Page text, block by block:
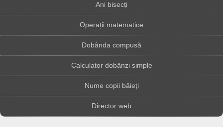
Ani bisecți
Operații matematice
Dobânda compusă
Calculator dobânzi simple
Nume copii băieți
Director web